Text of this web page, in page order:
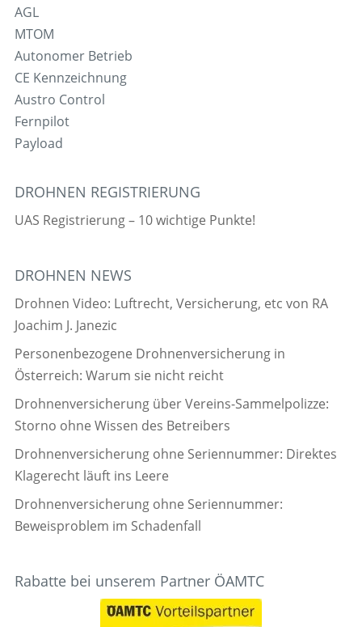
AGL
MTOM
Autonomer Betrieb
CE Kennzeichnung
Austro Control
Fernpilot
Payload
DROHNEN REGISTRIERUNG
UAS Registrierung – 10 wichtige Punkte!
DROHNEN NEWS
Drohnen Video: Luftrecht, Versicherung, etc von RA
Joachim J. Janezic
Personenbezogene Drohnenversicherung in
Österreich: Warum sie nicht reicht
Drohnenversicherung über Vereins-Sammelpolizze:
Storno ohne Wissen des Betreibers
Drohnenversicherung ohne Seriennummer: Direktes
Klagerecht läuft ins Leere
Drohnenversicherung ohne Seriennummer:
Beweisproblem im Schadenfall
Rabatte bei unserem Partner ÖAMTC